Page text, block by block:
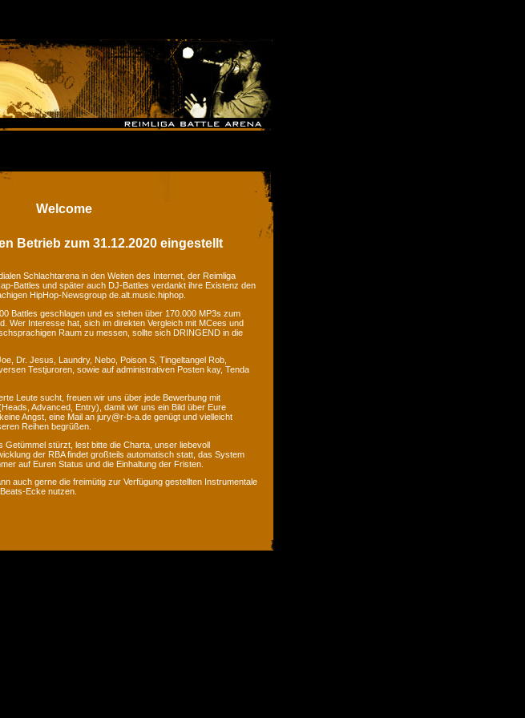
Welcome
Betrieb zum 31.12.2020 eingestellt
Schlachtarena in den Weiten des Internet, der Reimliga
Battles und später auch DJ-Battles verdankt ihre Existenz den
HipHop-Newsgroup de.alt.music.hiphop.
Battles geschlagen und es stehen über 170.000 MP3s zum
Wer Interesse hat, sich im direkten Vergleich mit MCees und
Raum zu messen, sollte sich DRINGEND in die
Dr. Jesus, Laundry, Nebo, Poison S, Tingeltangel Rob,
Testjuroren, sowie auf administrativen Posten kay, Tenda
Leute sucht, freuen wir uns über jede Bewerbung mit
Advanced, Entry), damit wir uns ein Bild über Eure
Angst, eine Mail an jury@r-b-a.de genügt und vielleicht
Reihen begrüßen.
Getümmel stürzt, lest bitte die Charta, unser liebevoll
der RBA findet großteils automatisch statt, das System
auf Euren Status und die Einhaltung der Fristen.
auch gerne die freimütig zur Verfügung gestellten Instrumentale
Ecke nutzen.